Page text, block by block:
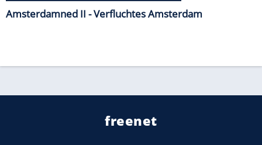
Amsterdamned II - Verfluchtes Amsterdam
freenet